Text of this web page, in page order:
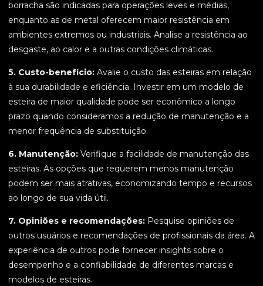
borracha são indicadas para operações leves e médias,
enquanto as de metal oferecem maior resistência em
ambientes extremos ou industriais. Analise a resistência ao
desgaste, ao calor e a outras condições climáticas.
5. Custo-benefício: Avalie o custo das esteiras em relação
à sua durabilidade e eficiência. Investir em um modelo de
esteira de maior qualidade pode ser econômico a longo
prazo quando consideramos a redução de manutenção e a
menor frequência de substituição.
6. Manutenção: Verifique a facilidade de manutenção das
esteiras. As opções que requerem menos manutenção
podem ser mais atrativas, economizando tempo e recursos
ao longo de sua vida útil.
7. Opiniões e recomendações: Pesquise opiniões de
outros usuários e recomendações de profissionais da área. A
experiência de outros pode fornecer insights sobre o
desempenho e a confiabilidade de diferentes marcas e
modelos de esteiras.